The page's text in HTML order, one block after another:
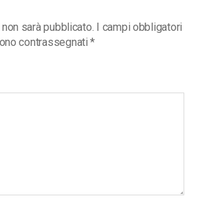
sarà pubblicato. I campi obbligatori
contrassegnati*